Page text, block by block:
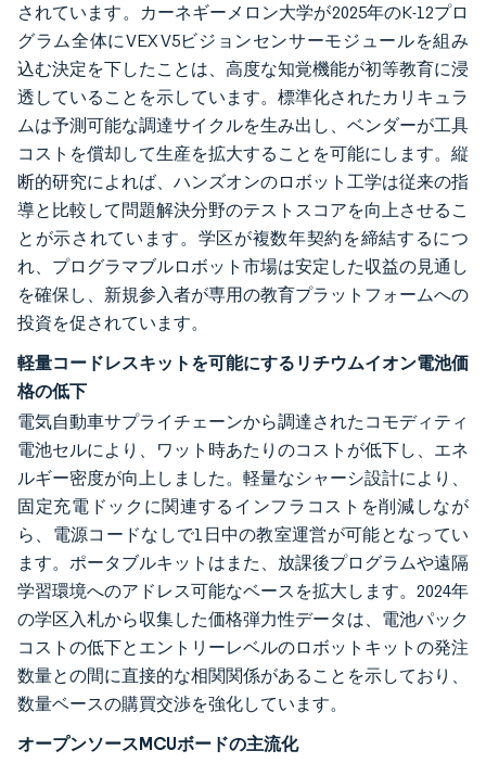
されています。カーネギーメロン大学が2025年のK-12プロ
グラム全体にVEX V5ビジョンセンサーモジュールを組み
込む決定を下したことは、高度な知覚機能が初等教育に浸
透していることを示しています。標準化されたカリキュラ
ムは予測可能な調達サイクルを生み出し、ベンダーが工具
コストを償却して生産を拡大することを可能にします。縦
断的研究によれば、ハンズオンのロボット工学は従来の指
導と比較して問題解決分野のテストスコアを向上させるこ
とが示されています。学区が複数年契約を締結するにつ
れ、プログラマブルロボット市場は安定した収益の見通し
を確保し、新規参入者が専用の教育プラットフォームへの
投資を促されています。
軽量コードレスキットを可能にするリチウムイオン電池価
格の低下
電気自動車サプライチェーンから調達されたコモディティ
電池セルにより、ワット時あたりのコストが低下し、エネ
ルギー密度が向上しました。軽量なシャーシ設計により、
固定充電ドックに関連するインフラコストを削減しなが
ら、電源コードなしで1日中の教室運営が可能となってい
ます。ポータブルキットはまた、放課後プログラムや遠隔
学習環境へのアドレス可能なベースを拡大します。2024年
の学区入札から収集した価格弾力性データは、電池パック
コストの低下とエントリーレベルのロボットキットの発注
数量との間に直接的な相関関係があることを示しており、
数量ベースの購買交渉を強化しています。
オープンソースMCUボードの主流化